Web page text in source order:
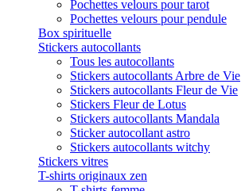
Pochettes velours pour tarot
Pochettes velours pour pendule
Box spirituelle
Stickers autocollants
Tous les autocollants
Stickers autocollants Arbre de Vie
Stickers autocollants Fleur de Vie
Stickers Fleur de Lotus
Stickers autocollants Mandala
Sticker autocollant astro
Stickers autocollants witchy
Stickers vitres
T-shirts originaux zen